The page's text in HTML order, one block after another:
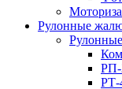
Рулонные
РП-
РТ-